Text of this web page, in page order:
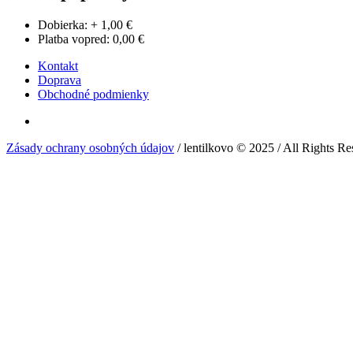
Dobierka: + 1,00 €
Platba vopred: 0,00 €
Kontakt
Doprava
Obchodné podmienky
Zásady ochrany osobných údajov / lentilkovo © 2025 / All Rights